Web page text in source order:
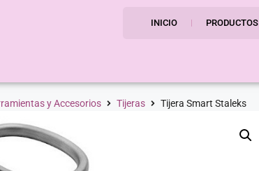
INICIO PRODUCTOS
y Accesorios Tijeras Tijera Smart Staleks